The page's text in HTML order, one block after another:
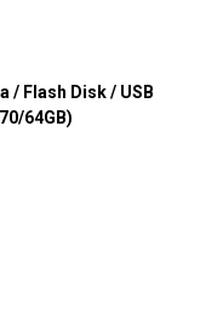
/ Flash Disk / USB
64GB)